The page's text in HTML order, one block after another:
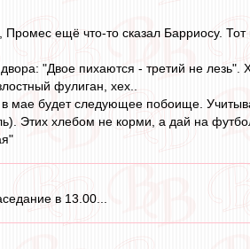
ещё что-то сказал Барриосу.
"Двое пихаются - третий не
фулиган, хех..
мае будет следующее побоище.
Этих хлебом не корми, а дай на
в 13.00...